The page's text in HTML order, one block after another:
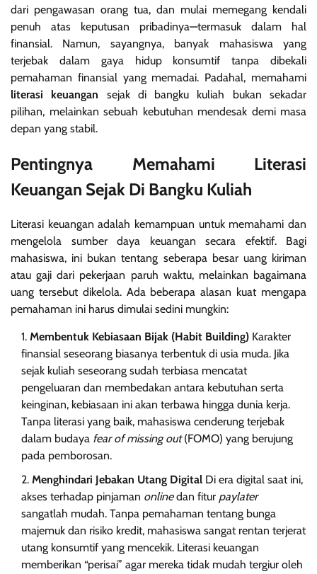
dari pengawasan orang tua, dan mulai memegang kendali
penuh atas keputusan pribadinya—termasuk dalam hal
finansial. Namun, sayangnya, banyak mahasiswa yang
terjebak dalam gaya hidup konsumtif tanpa dibekali
pemahaman finansial yang memadai. Padahal, memahami
literasi keuangan sejak di bangku kuliah bukan sekadar
pilihan, melainkan sebuah kebutuhan mendesak demi masa
depan yang stabil.
Pentingnya Memahami Literasi
Keuangan Sejak Di Bangku Kuliah
Literasi keuangan adalah kemampuan untuk memahami dan
mengelola sumber daya keuangan secara efektif. Bagi
mahasiswa, ini bukan tentang seberapa besar uang kiriman
atau gaji dari pekerjaan paruh waktu, melainkan bagaimana
uang tersebut dikelola. Ada beberapa alasan kuat mengapa
pemahaman ini harus dimulai sedini mungkin:
Membentuk Kebiasaan Bijak (Habit Building) Karakter
finansial seseorang biasanya terbentuk di usia muda. Jika
sejak kuliah seseorang sudah terbiasa mencatat
pengeluaran dan membedakan antara kebutuhan serta
keinginan, kebiasaan ini akan terbawa hingga dunia kerja.
Tanpa literasi yang baik, mahasiswa cenderung terjebak
dalam budaya fear of missing out(FOMO) yang berujung
pada pemborosan.
Menghindari Jebakan Utang Digital Di era digital saat ini,
akses terhadap pinjaman onlinedan fitur paylater
sangatlah mudah. Tanpa pemahaman tentang bunga
majemuk dan risiko kredit, mahasiswa sangat rentan terjerat
utang konsumtif yang mencekik. Literasi keuangan
memberikan “perisai” agar mereka tidak mudah tergiur oleh